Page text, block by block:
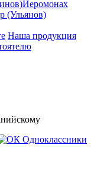
Иеромонах
(Ульянов)
Наша продукция
Одноклассники